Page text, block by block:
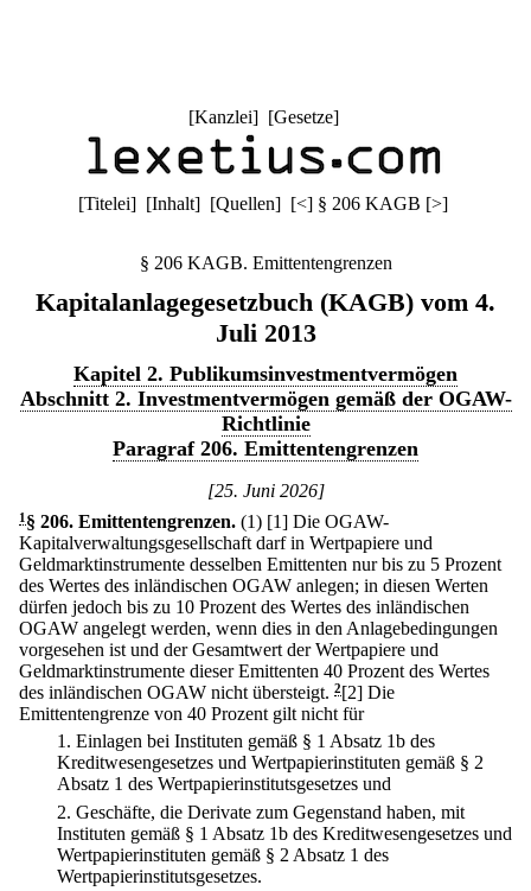
[Kanzlei] [Gesetze]
[Titelei] [Inhalt] [Quellen] [<] § 206 KAGB [>]
§ 206 KAGB. Emittentengrenzen
Kapitalanlagegesetzbuch (KAGB) vom 4.
Juli 2013
Kapitel 2. Publikumsinvestmentvermögen
Abschnitt 2. Investmentvermögen gemäß der OGAW-
Richtlinie
Paragraf 206. Emittentengrenzen
[25. Juni 2026]
1 § 206. Emittentengrenzen. (1) [1] Die OGAW-
Kapitalverwaltungsgesellschaft darf in Wertpapiere und
Geldmarktinstrumente desselben Emittenten nur bis zu 5 Prozent
des Wertes des inländischen OGAW anlegen; in diesen Werten
dürfen jedoch bis zu 10 Prozent des Wertes des inländischen
OGAW angelegt werden, wenn dies in den Anlagebedingungen
vorgesehen ist und der Gesamtwert der Wertpapiere und
Geldmarktinstrumente dieser Emittenten 40 Prozent des Wertes
des inländischen OGAW nicht übersteigt. 2[2] Die
Emittentengrenze von 40 Prozent gilt nicht für
1. Einlagen bei Instituten gemäß § 1 Absatz 1b des
Kreditwesengesetzes und Wertpapierinstituten gemäß § 2
Absatz 1 des Wertpapierinstitutsgesetzes und
2. Geschäfte, die Derivate zum Gegenstand haben, mit
Instituten gemäß § 1 Absatz 1b des Kreditwesengesetzes und
Wertpapierinstituten gemäß § 2 Absatz 1 des
Wertpapierinstitutsgesetzes.